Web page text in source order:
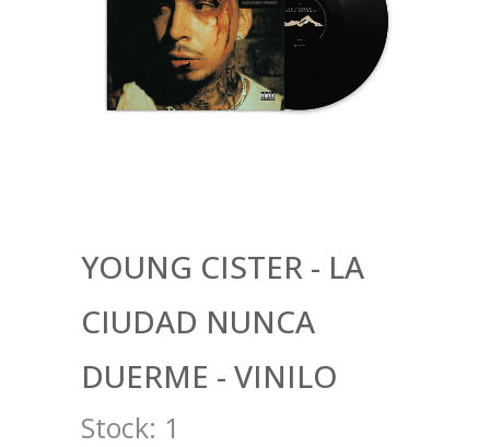
YOUNG CISTER - LA
CIUDAD NUNCA
DUERME - VINILO
Stock: 1